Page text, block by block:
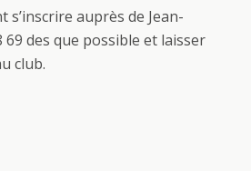
s’inscrire auprès de Jean-
des que possible et laisser
club.